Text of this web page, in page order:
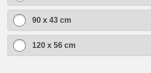
90 x 43 cm
120 x 56 cm